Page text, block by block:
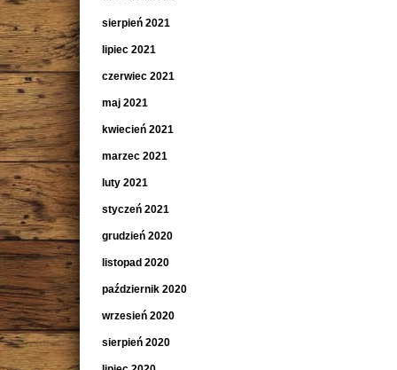
sierpień 2021
lipiec 2021
czerwiec 2021
maj 2021
kwiecień 2021
marzec 2021
luty 2021
styczeń 2021
grudzień 2020
listopad 2020
październik 2020
wrzesień 2020
sierpień 2020